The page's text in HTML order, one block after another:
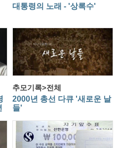
대통령의 노래 - '상록수'
추모기록>전체
2000년 총선 다큐 '새로운 날
들'